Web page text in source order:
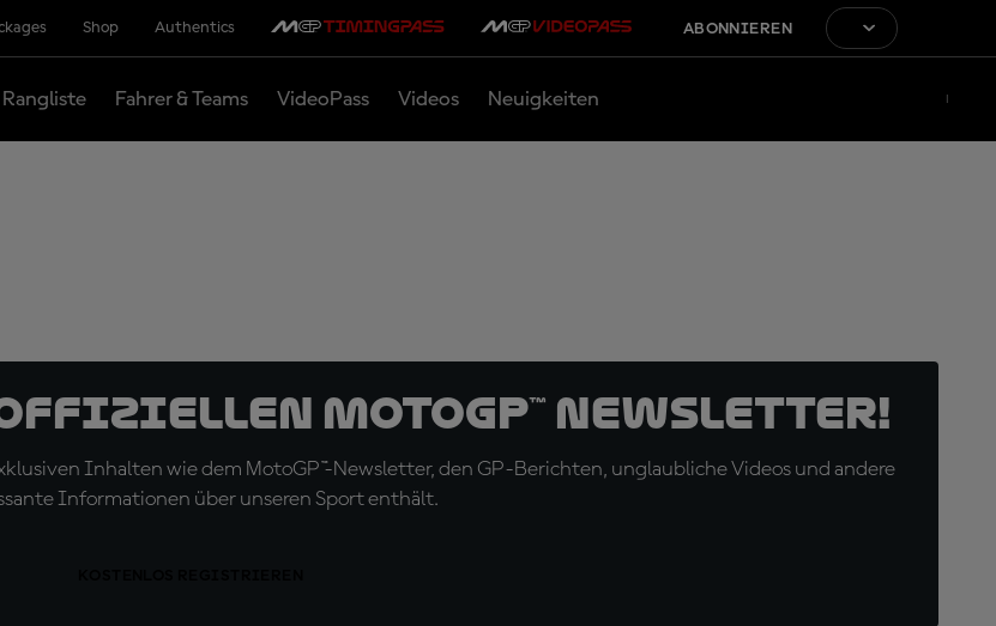
Shop Authentics ABONNIEREN
Rangliste Fahrer & Teams VideoPass Videos Neuigkeiten
offiziellen MotoGP™ Newsletter!
Inhalten wie dem MotoGP™-Newsletter, den GP-Berichten, unglaubliche Videos und andere
Informationen über unseren Sport enthält.